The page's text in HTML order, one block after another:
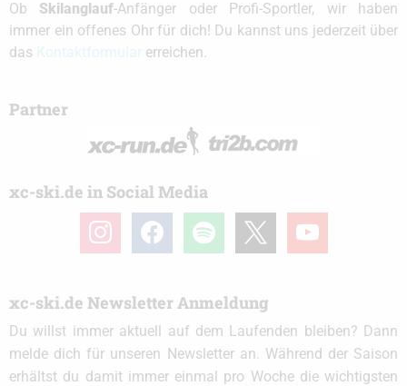
Ob Skilanglauf-Anfänger oder Profi-Sportler, wir haben
immer ein offenes Ohr für dich! Du kannst uns jederzeit über
das
erreichen.
Partner
xc-ski.de in Social Media
instagramfacebook spotify youtube
xc-ski.de Newsletter Anmeldung
Du willst immer aktuell auf dem Laufenden bleiben? Dann
melde dich für unseren Newsletter an. Während der Saison
erhältst du damit immer einmal pro Woche die wichtigsten